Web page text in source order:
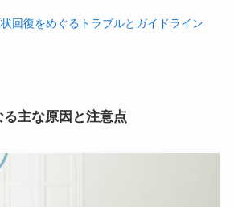
状回復をめぐるトラブルとガイドライン
主な原因と注意点